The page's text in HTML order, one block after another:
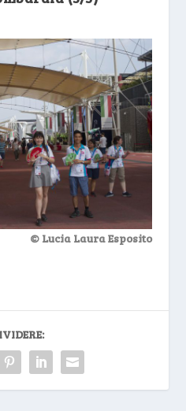
© Lucia Laura Esposito